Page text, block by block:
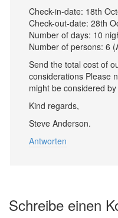
Check-in-date: 18th
Check-out-date: 28th
Number of days: 10
Number of persons: 6
Send the total cost of
considerations Please
might be considered
Kind regards,
Steve Anderson.
Antworten
Schreibe einen